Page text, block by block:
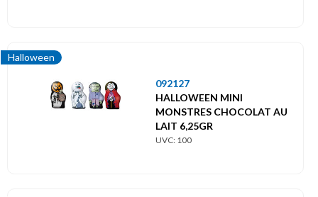
Halloween
092127
HALLOWEEN MINI
MONSTRES CHOCOLAT AU
LAIT 6,25GR
UVC: 100